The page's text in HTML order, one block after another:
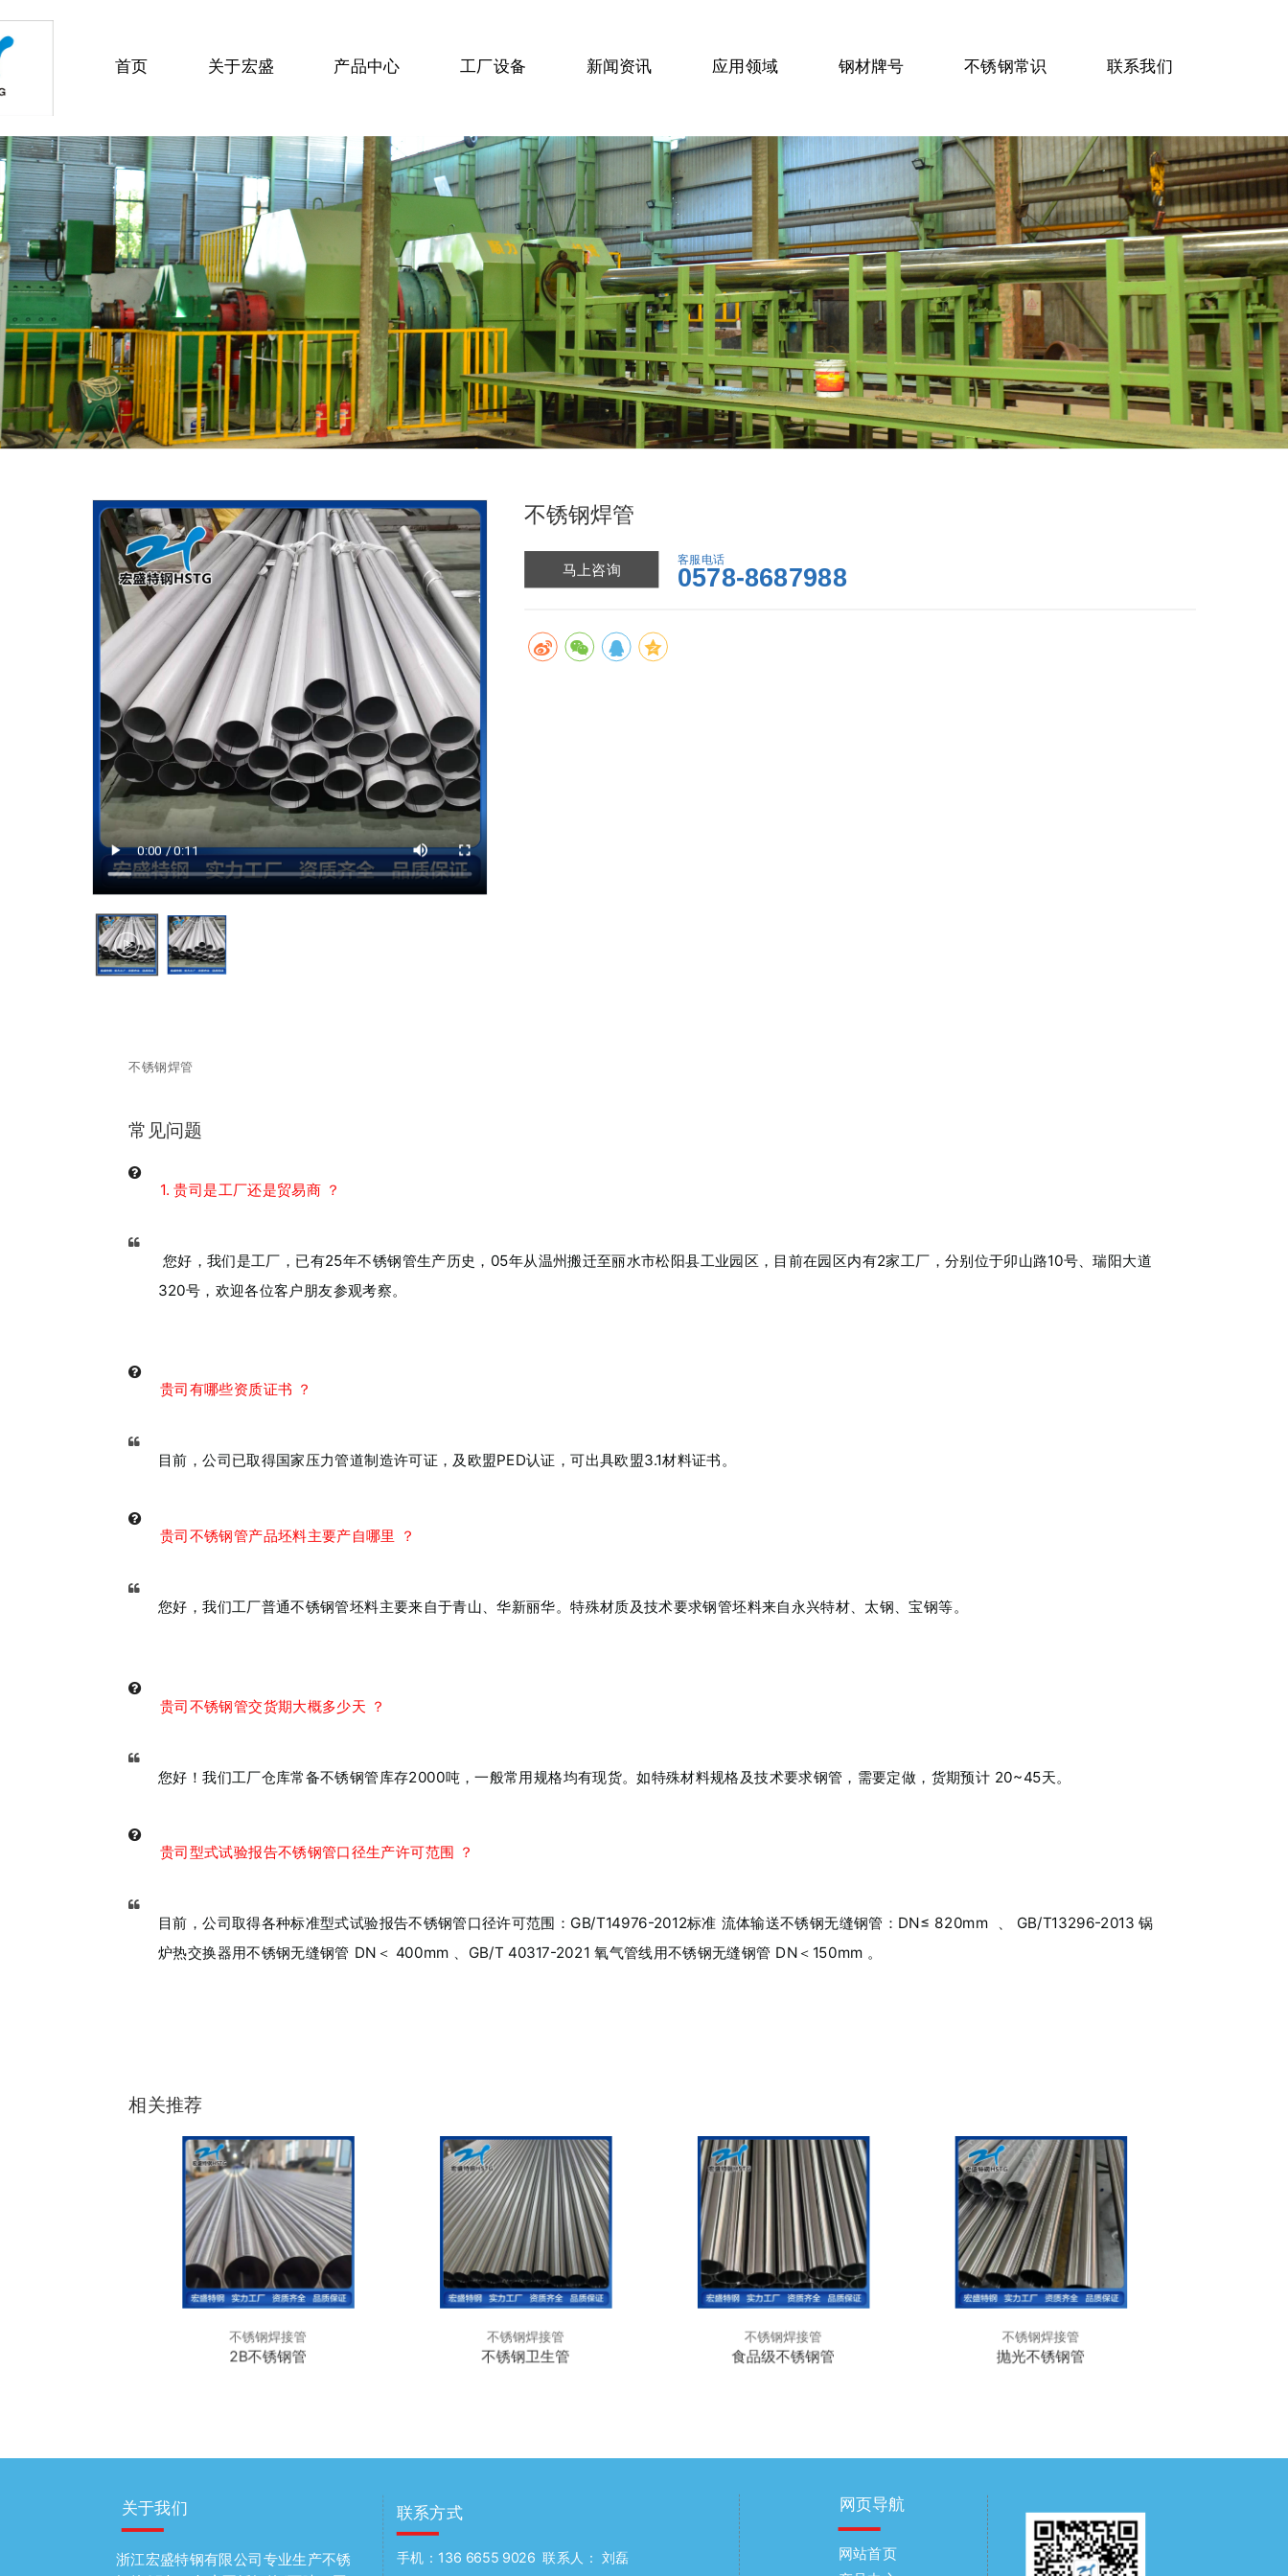
首页 关于宏盛 产品中心 工厂设备 新闻资讯 应用领域 钢材牌号 不锈钢常识 联系我们
不锈钢焊管
马上咨询
客服电话
0578-8687988
不锈钢焊管
常见问题
1. 贵司是工厂还是贸易商 ？
您好，我们是工厂，已有25年不锈钢管生产历史，05年从温州搬迁至丽水市松阳县工业园区，目前在园区内有2家工厂，分别位于卯山路10号、瑞阳大道
320号，欢迎各位客户朋友参观考察。
贵司有哪些资质证书 ？
目前，公司已取得国家压力管道制造许可证，及欧盟PED认证，可出具欧盟3.1材料证书。
贵司不锈钢管产品坯料主要产自哪里 ？
您好，我们工厂普通不锈钢管坯料主要来自于青山、华新丽华。特殊材质及技术要求钢管坯料来自永兴特材、太钢、宝钢等。
贵司不锈钢管交货期大概多少天 ？
您好！我们工厂仓库常备不锈钢管库存2000吨，一般常用规格均有现货。如特殊材料规格及技术要求钢管，需要定做，货期预计 20~45天。
贵司型式试验报告不锈钢管口径生产许可范围 ？
目前，公司取得各种标准型式试验报告不锈钢管口径许可范围：GB/T14976-2012标准 流体输送不锈钢无缝钢管：DN≤ 820mm 、 GB/T13296-2013 锅
炉热交换器用不锈钢无缝钢管 DN＜ 400mm 、GB/T 40317-2021 氧气管线用不锈钢无缝钢管 DN＜150mm 。
相关推荐
不锈钢焊接管
2B不锈钢管
不锈钢焊接管
不锈钢卫生管
不锈钢焊接管
食品级不锈钢管
不锈钢焊接管
抛光不锈钢管
手机：136 6655 9026 联系人： 刘磊
联系方式 网页导航
网站首页
关于我们
浙江宏盛特钢有限公司专业生产不锈